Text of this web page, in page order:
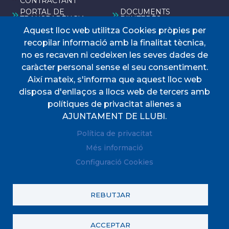
PORTAL DE
TRANSPARÈNCIA
DOCUMENTS
D'INTERÈS
Menú
INICI
AJUNTAMENT
El nostre municipi
Aquest lloc web utilitza Cookies pròpies per
recopilar informació amb la finalitat tècnica,
no es recaven ni cedeixen les seves dades de
caràcter personal sense el seu consentiment.
Així mateix, s'informa que aquest lloc web
disposa d'enllaços a llocs web de tercers amb
polítiques de privacitat alienes a
AJUNTAMENT DE LLUBI.
Política de privacitat
Més informació
Configuració Cookies
REBUTJAR
ACCEPTAR
© Ajuntament de Llubí. Tots els drets reservats.
Política de galetes (Cookies)
Política de privacitat